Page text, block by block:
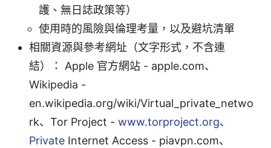
護、無日誌政策等）
使用時的風險與倫理考量，以及避坑清單
相關資源與參考網址（文字形式，不含連
結）： Apple 官方網站 - apple.com、
Wikipedia -
en.wikipedia.org/wiki/Virtual_private_netwo
rk、Tor Project - www.torproject.org、
Private Internet Access - piavpn.com、